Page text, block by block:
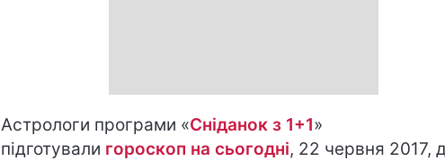
Астрологи програми «Сніданок з 1+1»
підготували гороскоп на cьогодні, 22 червня 2017,